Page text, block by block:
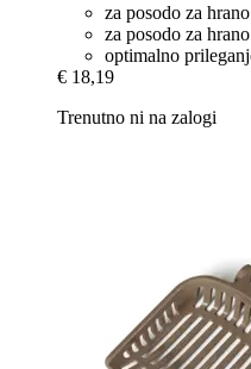
za posodo za
za posodo za
optimalno
€ 18,19
Trenutno ni na zalogi